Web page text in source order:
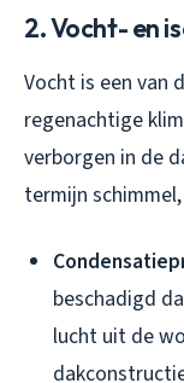
2. Vocht- en
Vocht is een van
regenachtige
verborgen in de
termijn
beschadigd
lucht uit de